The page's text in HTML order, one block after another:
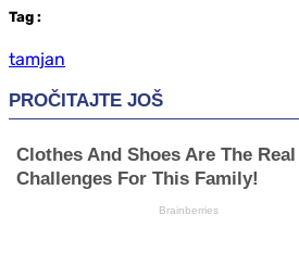
Tag :
tamjan